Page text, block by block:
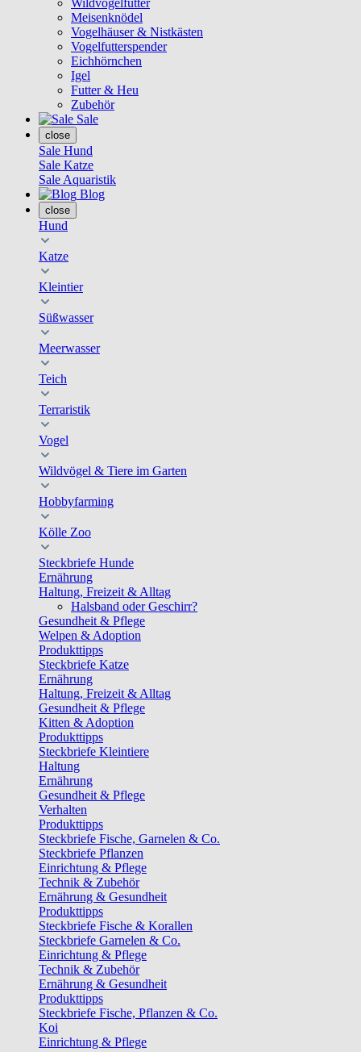
Wildvogelfutter
Meisenknödel
Vogelhäuser & Nistkästen
Vogelfutterspender
Eichhörnchen
Igel
Futter & Heu
Zubehör
Sale
close
Sale Hund
Sale Katze
Sale Aquaristik
Blog
close
Hund
Katze
Kleintier
Süßwasser
Meerwasser
Teich
Terraristik
Vogel
Wildvögel & Tiere im Garten
Hobbyfarming
Kölle Zoo
Steckbriefe Hunde
Ernährung
Haltung, Freizeit & Alltag
Halsband oder Geschirr?
Gesundheit & Pflege
Welpen & Adoption
Produkttipps
Steckbriefe Katze
Ernährung
Haltung, Freizeit & Alltag
Gesundheit & Pflege
Kitten & Adoption
Produkttipps
Steckbriefe Kleintiere
Haltung
Ernährung
Gesundheit & Pflege
Verhalten
Produkttipps
Steckbriefe Fische, Garnelen & Co.
Steckbriefe Pflanzen
Einrichtung & Pflege
Technik & Zubehör
Ernährung & Gesundheit
Produkttipps
Steckbriefe Fische & Korallen
Steckbriefe Garnelen & Co.
Einrichtung & Pflege
Technik & Zubehör
Ernährung & Gesundheit
Produkttipps
Steckbriefe Fische, Pflanzen & Co.
Koi
Einrichtung & Pflege